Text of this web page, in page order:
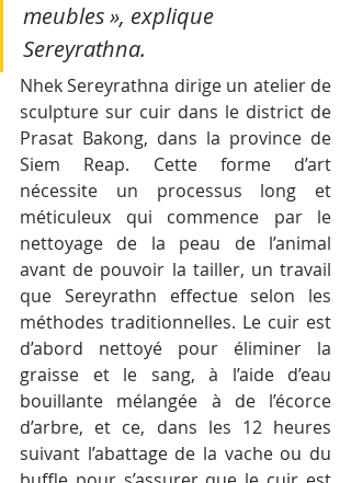
meubles », explique
Sereyrathna.
Nhek Sereyrathna dirige un atelier de
sculpture sur cuir dans le district de
Prasat Bakong, dans la province de
Siem Reap. Cette forme d’art
nécessite un processus long et
méticuleux qui commence par le
nettoyage de la peau de l’animal
avant de pouvoir la tailler, un travail
que Sereyrathn effectue selon les
méthodes traditionnelles. Le cuir est
d’abord nettoyé pour éliminer la
graisse et le sang, à l’aide d’eau
bouillante mélangée à de l’écorce
d’arbre, et ce, dans les 12 heures
suivant l’abattage de la vache ou du